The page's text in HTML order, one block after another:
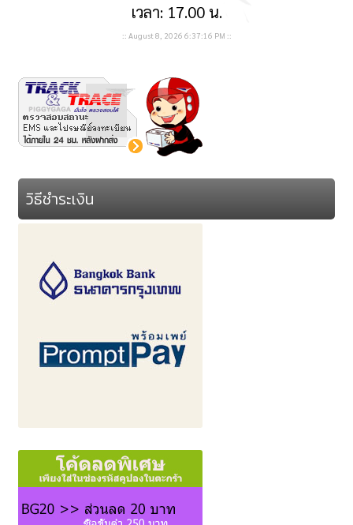
เวลา: 17.00 น.
:: August 8, 2026 6:37:16 PM ::
วิธีชำระเงิน